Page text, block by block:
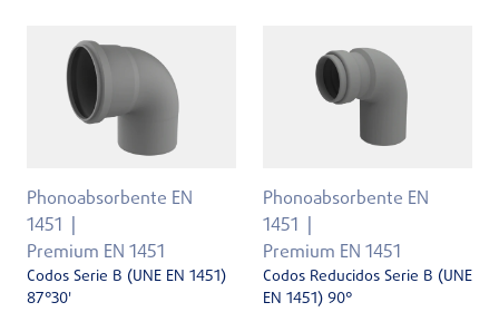
Phonoabsorbente EN
1451
Premium EN 1451
Codos Serie B (UNE EN 1451)
87°30'
Phonoabsorbente EN
1451
Premium EN 1451
Codos Reducidos Serie B (UNE
EN 1451) 90°